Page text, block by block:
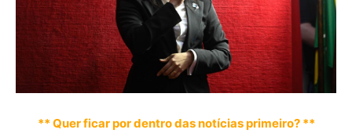
** Quer ficar por dentro das notícias primeiro? **